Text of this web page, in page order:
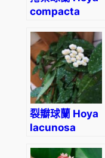
compacta
裂瓣球蘭 Hoya
lacunosa